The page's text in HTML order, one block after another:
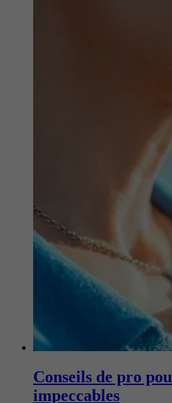
Conseils de pro
impeccables